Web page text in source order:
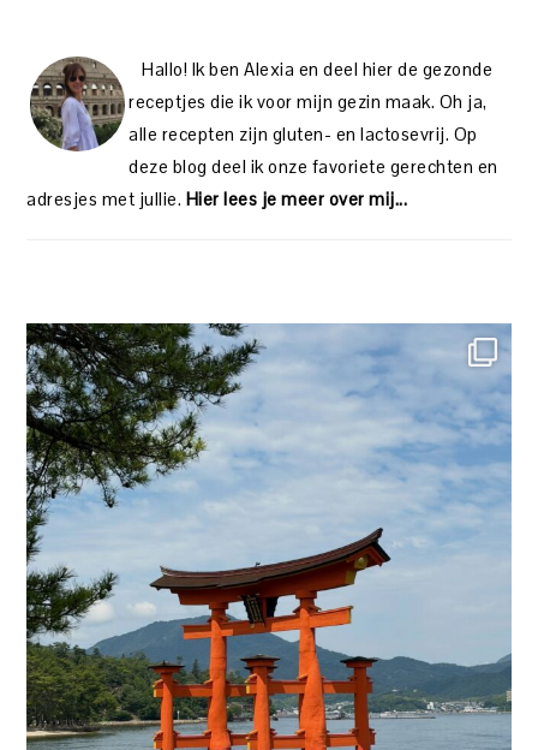
Hallo! Ik ben Alexia en deel hier de gezonde
receptjes die ik voor mijn gezin maak. Oh ja,
alle recepten zijn gluten- en lactosevrij. Op
deze blog deel ik onze favoriete gerechten en
adresjes met jullie. Hier lees je meer over mij...